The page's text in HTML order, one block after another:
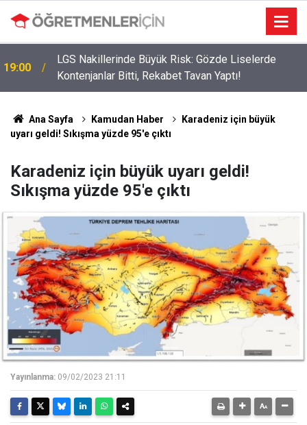
19:00
LGS Nakillerinde Büyük Risk: Gözde Liselerde
Kontenjanlar Bitti, Rekabet Tavan Yaptı!
Ana Sayfa Kamudan Haber
Karadeniz için büyük
uyarı geldi! Sıkışma yüzde 95'e çıktı
Karadeniz için büyük uyarı geldi!
Sıkışma yüzde 95'e çıktı
Yayınlanma: 09/02/2023 21:11